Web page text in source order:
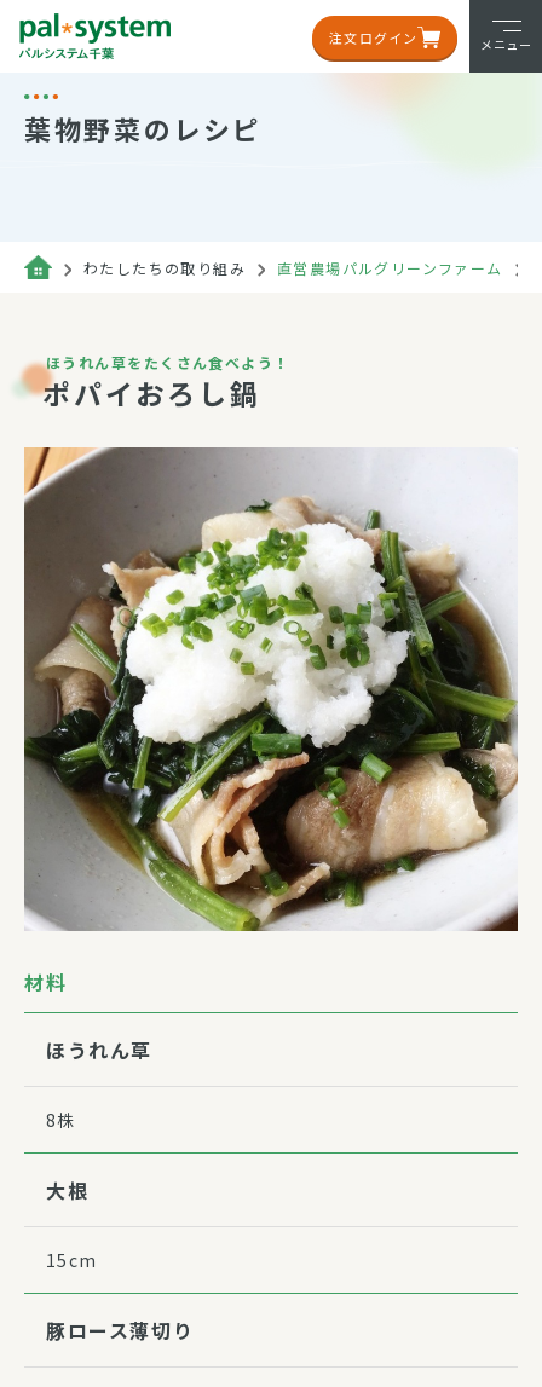
注文ログイン メニュー
葉物野菜のレシピ
わたしたちの取り組み 直営農場パルグリーンファーム
ほうれん草をたくさん食べよう！
ポパイおろし鍋
材料
ほうれん草
8株
大根
15cm
豚ロース薄切り